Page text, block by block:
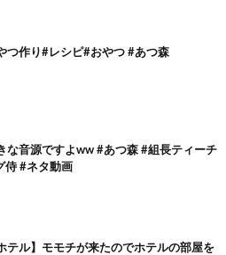
つ作り#レシピ#おやつ #あつ森
な音源ですよww #あつ森 #組長ティーチ
侍 #ネタ動画
テル】モモチが来たのでホテルの部屋を